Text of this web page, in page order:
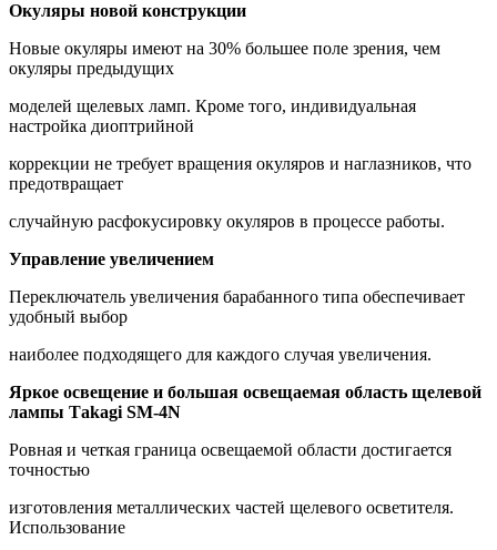
Окуляры новой конструкции
Новые окуляры имеют на 30% большее поле зрения, чем
окуляры предыдущих
моделей щелевых ламп. Кроме того, индивидуальная
настройка диоптрийной
коррекции не требует вращения окуляров и наглазников, что
предотвращает
случайную расфокусировку окуляров в процессе работы.
Управление увеличением
Переключатель увеличения барабанного типа обеспечивает
удобный выбор
наиболее подходящего для каждого случая увеличения.
Яркое освещение и большая освещаемая область щелевой
лампы Таkаgi SМ-4N
Ровная и четкая граница освещаемой области достигается
точностью
изготовления металлических частей щелевого осветителя.
Использование